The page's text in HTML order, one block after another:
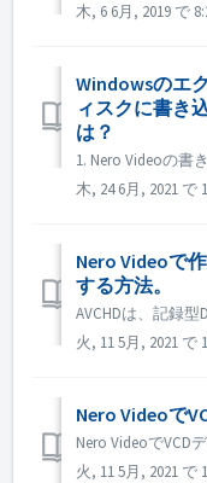
木, 6 6月, 2019 で
Windowsのエ
ィスクに書き
は？
木, 24 6月, 2021 で
Nero Videoで
する方法。
火, 11 5月, 2021 で
Nero Videoで
火, 11 5月, 2021 で